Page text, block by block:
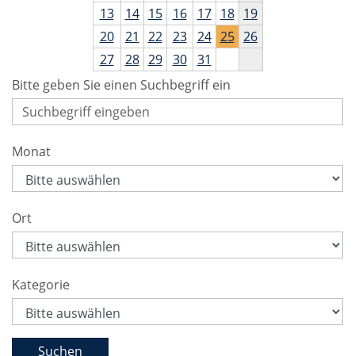
13
14 15 16 17 18 19
20
21 22 23 24 25 26
27
28 29 30
31
Bitte geben Sie einen Suchbegriff ein
Monat
Ort
Kategorie